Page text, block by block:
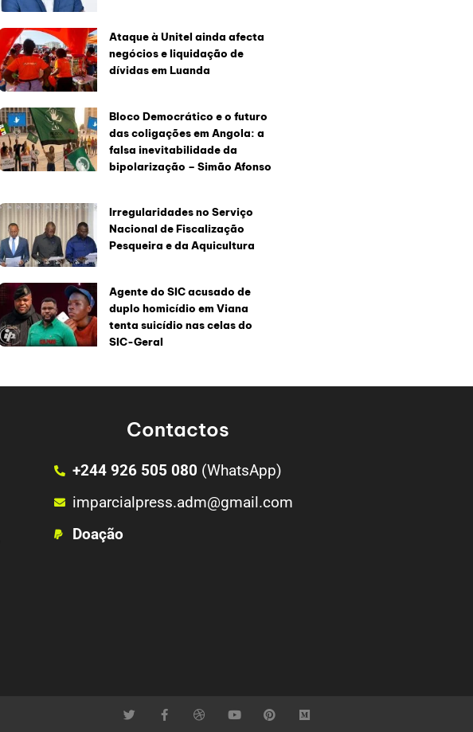
Ataque à Unitel ainda afecta
negócios e liquidação de
dívidas em Luanda
Bloco Democrático e o futuro
das coligações em Angola: a
falsa inevitabilidade da
bipolarização – Simão Afonso
Irregularidades no Serviço
Nacional de Fiscalização
Pesqueira e da Aquicultura
Agente do SIC acusado de
duplo homicídio em Viana
tenta suicídio nas celas do
SIC-Geral
Contactos
+244 926 505 080 (WhatsApp)
imparcialpress.adm@gmail.com
Doação